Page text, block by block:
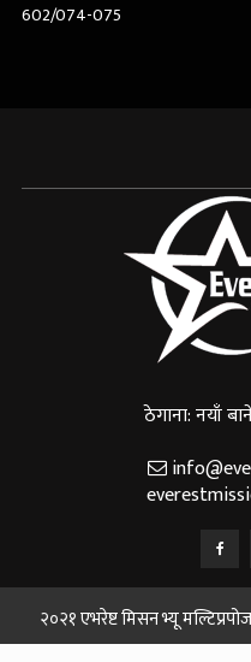
602/074-075
ठेगाना: नयाँ
२०२१ एभरेष्ट मिसन भ्यू मल्टिप्रपोज